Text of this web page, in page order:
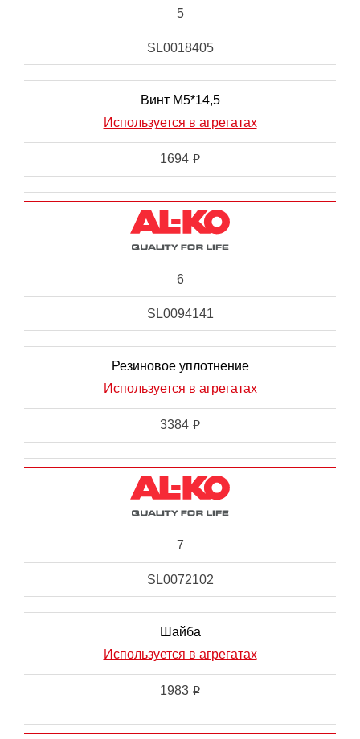
5
SL0018405
Винт М5*14,5
Используется в агрегатах
1694 i
6
SL0094141
Резиновое уплотнение
Используется в агрегатах
3384 i
7
SL0072102
Шайба
Используется в агрегатах
1983 i